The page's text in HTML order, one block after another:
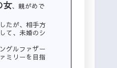
女、親がめで
たが、相手方
て、未婚のシ
グルファザー
ミリーを目指